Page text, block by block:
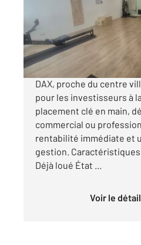
Maison à vendre
135 000
Visiter le site dédié
DAX, proche du centre
pour les investisseurs à
placement clé en main,
commercial ou
rentabilité immédiate et
gestion.
Déjà loué État ...
Voir le